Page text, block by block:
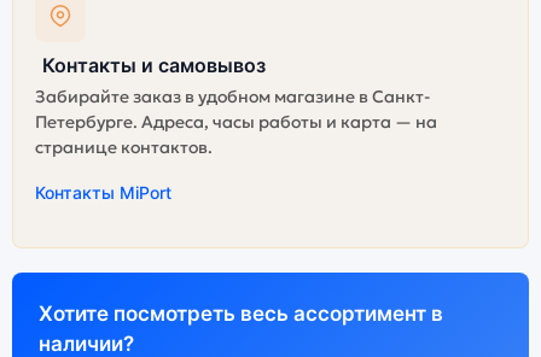
Контакты и самовывоз
Забирайте заказ в удобном магазине в Санкт-
Петербурге. Адреса, часы работы и карта — на
странице контактов.
Контакты MiPort
Хотите посмотреть весь ассортимент в
наличии?